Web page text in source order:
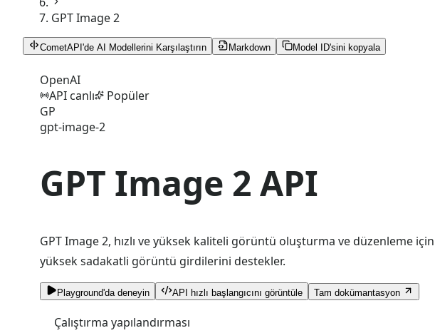
GPT Image 2
CometAPI'de AI Modellerini Karşılaştırın Markdown Model ID'sini kopyala
OpenAI
API canlı
Popüler
GP
gpt-image-2
GPT Image 2 API
GPT Image 2, hızlı ve yüksek kaliteli görüntü oluşturma ve düzenleme
yüksek sadakatli görüntü girdilerini destekler.
Playground'da deneyin API hızlı başlangıcını görüntüle Tam dokümantasyon
Çalıştırma yapılandırması